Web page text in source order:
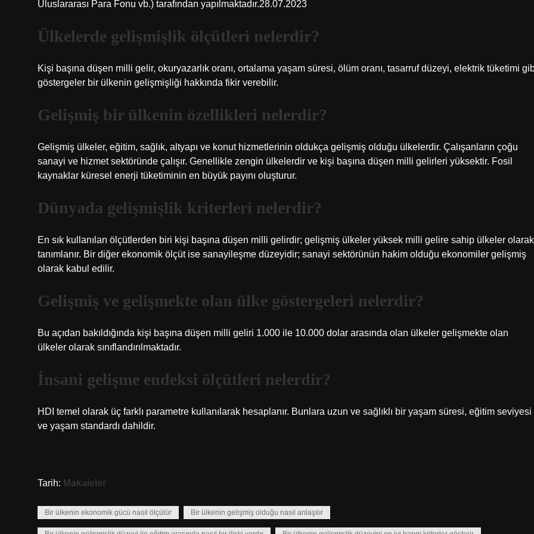
Uluslararası Para Fonu vb.) tarafından yapılmaktadır.28.07.2023
Ülkelerde gelişmişlik ölçütleri nelerdir?
Kişi başına düşen milli gelir, okuryazarlık oranı, ortalama yaşam süresi, ölüm oranı, tasarruf düzeyi, elektrik tüketimi
göstergeler bir ülkenin gelişmişliği hakkında fikir verebilir.
Gelişmiş bir ülkenin özellikleri nelerdir?
Gelişmiş ülkeler, eğitim, sağlık, altyapı ve konut hizmetlerinin oldukça gelişmiş olduğu ülkelerdir. Çalışanların çoğu
sanayi ve hizmet sektöründe çalışır. Genellikle zengin ülkelerdir ve kişi başına düşen milli gelirleri yüksektir. Fosil
kaynaklar küresel enerji tüketiminin en büyük payını oluşturur.
Dünyada gelişmişlik kriterleri nelerdir?
En sık kullanılan ölçütlerden biri kişi başına düşen milli gelirdir; gelişmiş ülkeler yüksek milli gelire sahip ülkeler olarak
tanımlanır. Bir diğer ekonomik ölçüt ise sanayileşme düzeyidir; sanayi sektörünün hakim olduğu ekonomiler gelişmiş
olarak kabul edilir.
Gelişmiş ve gelişmekte olan ülke göstergeleri nelerdir?
Bu açıdan bakıldığında kişi başına düşen milli geliri 1.000 ile 10.000 dolar arasında olan ülkeler gelişmekte olan
ülkeler olarak sınıflandırılmaktadır.
İnsani gelişme endeksi ölçütleri nelerdir?
HDI temel olarak üç farklı parametre kullanılarak hesaplanır. Bunlara uzun ve sağlıklı bir yaşam süresi, eğitim seviyesi
ve yaşam standardı dahildir.
Tarih: Makaleler
Bir ülkenin ekonomik gücü nasıl ölçülür Bir ülkenin gelişmiş olduğu nasıl anlaşılır